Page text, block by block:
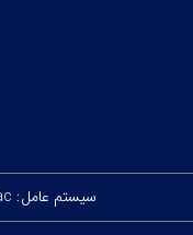
سیستم عامل: Mac